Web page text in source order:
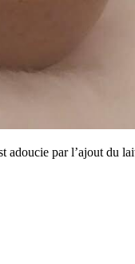
par l’ajout du